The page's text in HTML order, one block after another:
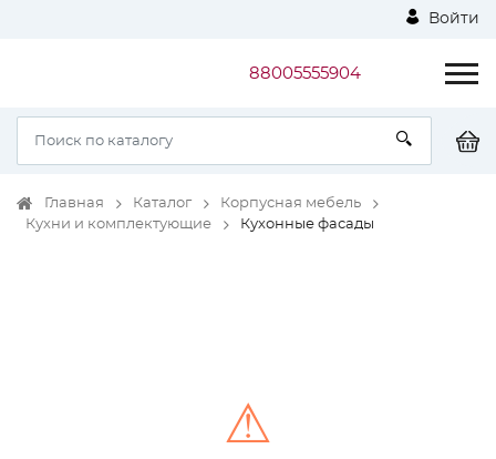
Войти
88005555904
Главная Каталог
Корпусная мебель
Кухни и комплектующие
Кухонные фасады
⚠